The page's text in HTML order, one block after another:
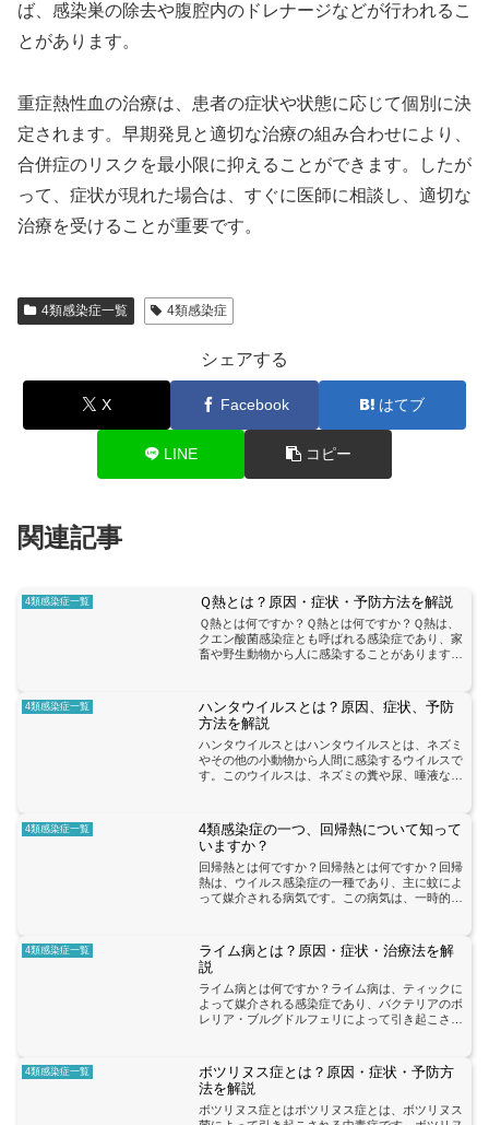
ば、感染巣の除去や腹腔内のドレナージなどが行われるこ
とがあります。
重症熱性血の治療は、患者の症状や状態に応じて個別に決
定されます。早期発見と適切な治療の組み合わせにより、
合併症のリスクを最小限に抑えることができます。したが
って、症状が現れた場合は、すぐに医師に相談し、適切な
治療を受けることが重要です。
4類感染症一覧 4類感染症
シェアする
X Facebook はてブ
LINE コピー
関連記事
4類感染症一覧 Ｑ熱とは？原因・症状・予防方法を解説
Ｑ熱とは何ですか？Ｑ熱とは何ですか？Ｑ熱は、
クエン酸菌感染症とも呼ばれる感染症であり、家
畜や野生動物から人に感染することがあります。
野生動物の体液や排泄...
4類感染症一覧
ハンタウイルスとは？原因、症状、予防
方法を解説
ハンタウイルスとはハンタウイルスとは、ネズミ
やその他の小動物から人間に感染するウイルスで
す。このウイルスは、ネズミの糞や尿、唾液など
にとってリスクが高い...
4類感染症一覧
4類感染症の一つ、回帰熱について知って
いますか？
回帰熱とは何ですか？回帰熱とは何ですか？回帰
熱は、ウイルス感染症の一種であり、主に蚊によ
って媒介される病気です。この病気は、一時的な
には、発熱、頭痛、筋...
4類感染症一覧
ライム病とは？原因・症状・治療法を解
説
ライム病とは何ですか？ライム病は、ティックに
よって媒介される感染症であり、バクテリアのボ
レリア・ブルグドルフェリによって引き起こされ
ライム病の主な症状に...
4類感染症一覧
ボツリヌス症とは？原因・症状・予防方
法を解説
ボツリヌス症とはボツリヌス症とは、ボツリヌス